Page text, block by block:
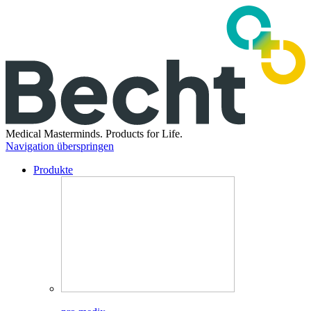
Medical Masterminds. Products for Life.
Navigation überspringen
Produkte